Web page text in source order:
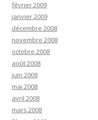
février 2009
janvier 2009
décembre 2008
novembre 2008
octobre 2008
août 2008
juin 2008
mai 2008
avril 2008
mars 2008